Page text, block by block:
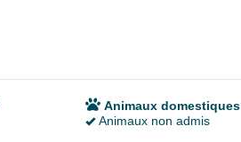
Animaux domestiques
Animaux non admis